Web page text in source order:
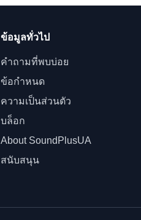
ข้อมูลทั่วไป
คำถามที่พบบ่อย
ข้อกำหนด
ความเป็นส่วนตัว
บล็อก
About SoundPlusUA
สนับสนุน